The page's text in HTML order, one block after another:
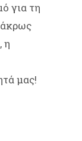
για τη
άκρως
η
μας!